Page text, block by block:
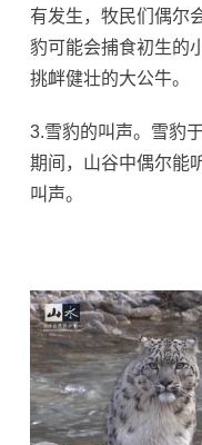
有发生，牧民们偶尔
豹可能会捕食初生的
挑衅健壮的大公牛。
3.雪豹的叫声。雪豹
期间，山谷中偶尔能
叫声。